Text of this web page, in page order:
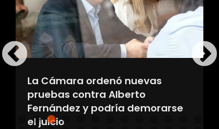
La Cámara ordenó nuevas
pruebas contra Alberto
Fernández y podría demorarse
el juicio